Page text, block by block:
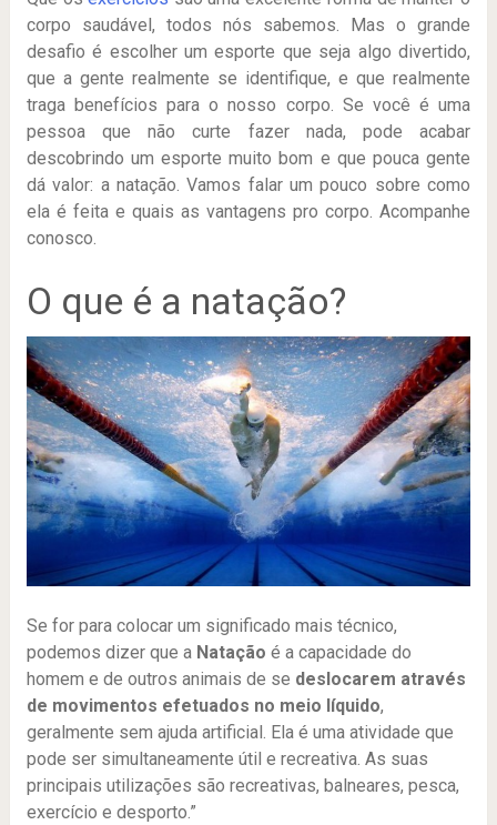
corpo saudável, todos nós sabemos. Mas o grande
desafio é escolher um esporte que seja algo divertido,
que a gente realmente se identifique, e que realmente
traga benefícios para o nosso corpo. Se você é uma
pessoa que não curte fazer nada, pode acabar
descobrindo um esporte muito bom e que pouca gente
dá valor: a natação. Vamos falar um pouco sobre como
ela é feita e quais as vantagens pro corpo. Acompanhe
conosco.
O que é a natação?
Se for para colocar um significado mais técnico,
podemos dizer que a Natação é a capacidade do
homem e de outros animais de se deslocarem através
de movimentos efetuados no meio líquido,
geralmente sem ajuda artificial. Ela é uma atividade que
pode ser simultaneamente útil e recreativa. As suas
principais utilizações são recreativas, balneares, pesca,
exercício e desporto.”